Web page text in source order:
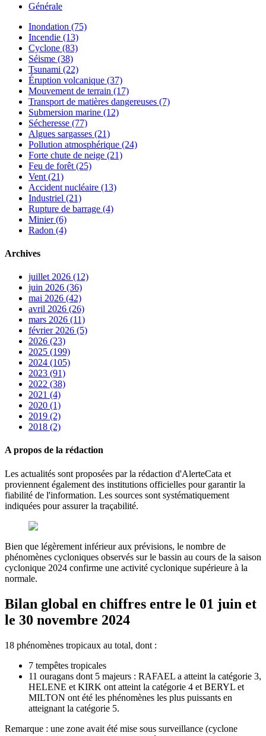
Générale
Inondation (75)
Incendie (13)
Cyclone (83)
Séisme (38)
Tsunami (22)
Éruption volcanique (37)
Mouvement de terrain (17)
Transport de matières dangereuses (7)
Submersion marine (12)
Sécheresse (77)
Algues sargasses (21)
Pollution atmosphérique (24)
Forte chute de neige (21)
Feu de forêt (25)
Vent (21)
Accident nucléaire (13)
Industriel (21)
Rupture de barrage (4)
Minier (6)
Radon (4)
Archives
juillet 2026 (12)
juin 2026 (36)
mai 2026 (42)
avril 2026 (26)
mars 2026 (11)
février 2026 (5)
2026 (23)
2025 (199)
2024 (105)
2023 (91)
2022 (38)
2021 (4)
2020 (1)
2019 (2)
2018 (2)
A propos de la rédaction
Les actualités sont proposées par la rédaction d'AlerteCata et
proviennent également des institutions officielles pour garantir la
fiabilité de l'information. Les sources sont systématiquement
indiquées pour assurer la traçabilité.
Bien que légèrement inférieur aux prévisions, le nombre de
phénomènes cycloniques observés sur le bassin au cours de la saison
cyclonique 2024 confirme une activité cyclonique supérieure à la
normale.
Bilan global en chiffres entre le 01 juin et
le 30 novembre 2024
18 phénomènes tropicaux au total, dont :
7 tempêtes tropicales
11 ouragans dont 5 majeurs : RAFAEL a atteint la catégorie 3,
HELENE et KIRK ont atteint la catégorie 4 et BERYL et
MILTON ont été les phénomènes les plus puissants en
atteignant la catégorie 5.
Remarque : une zone avait été mise sous surveillance (cyclone